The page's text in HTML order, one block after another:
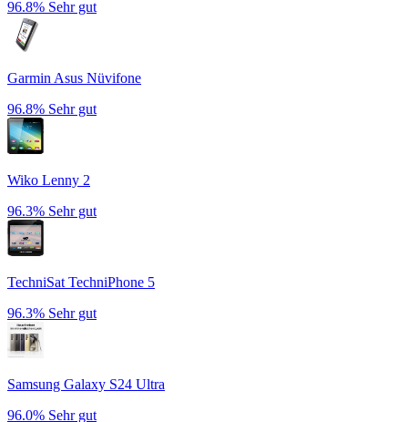
96.8% Sehr gut
Garmin Asus Nüvifone
96.8% Sehr gut
Wiko Lenny 2
96.3% Sehr gut
TechniSat TechniPhone 5
96.3% Sehr gut
Samsung Galaxy S24 Ultra
96.0% Sehr gut